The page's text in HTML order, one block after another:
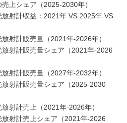
上シェア（2025-2030年）
放射計収益：2021年 VS 2025年 VS
射計販売量（2021年-2026年）
放射計販売量シェア（2021年-2026
射計販売量（2027年-2032年）
放射計販売量シェア（2025-2030
射計売上（2021年-2026年）
放射計売上シェア（2021年-2026